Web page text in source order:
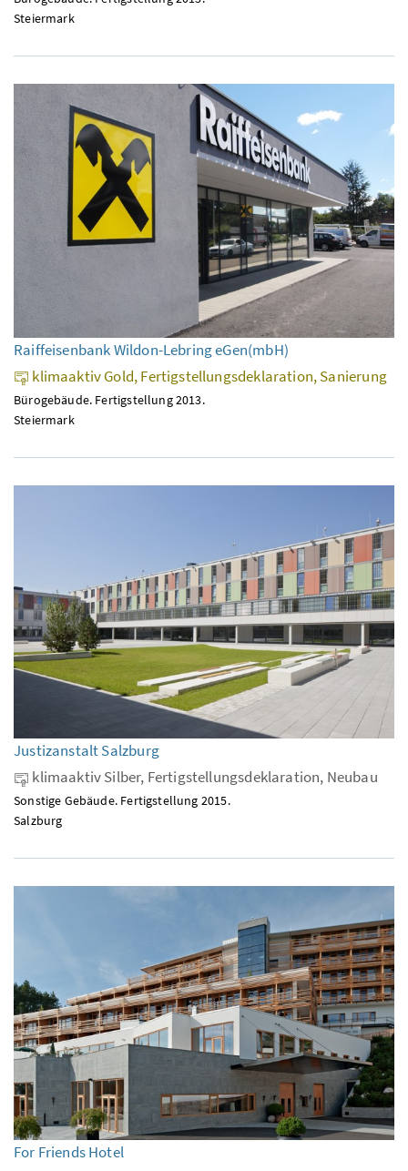
Steiermark
Raiffeisenbank Wildon-Lebring eGen(mbH)
klimaaktiv Gold, Fertigstellungsdeklaration, Sanierung
Bürogebäude. Fertigstellung 2013.
Steiermark
Justizanstalt Salzburg
klimaaktiv Silber, Fertigstellungsdeklaration, Neubau
Sonstige Gebäude. Fertigstellung 2015.
Salzburg
For Friends Hotel